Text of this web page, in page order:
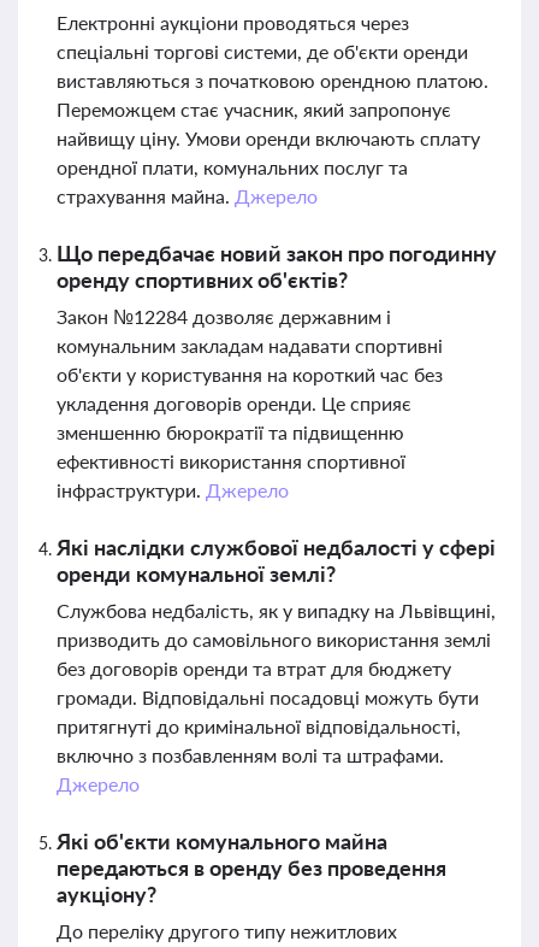
Електронні аукціони проводяться через
спеціальні торгові системи, де об'єкти оренди
виставляються з початковою орендною платою.
Переможцем стає учасник, який запропонує
найвищу ціну. Умови оренди включають сплату
орендної плати, комунальних послуг та
страхування майна. Джерело
Що передбачає новий закон про погодинну
оренду спортивних об'єктів?
Закон №12284 дозволяє державним і
комунальним закладам надавати спортивні
об'єкти у користування на короткий час без
укладення договорів оренди. Це сприяє
зменшенню бюрократії та підвищенню
ефективності використання спортивної
інфраструктури. Джерело
Які наслідки службової недбалості у сфері
оренди комунальної землі?
Службова недбалість, як у випадку на Львівщині,
призводить до самовільного використання землі
без договорів оренди та втрат для бюджету
громади. Відповідальні посадовці можуть бути
притягнуті до кримінальної відповідальності,
включно з позбавленням волі та штрафами.
Джерело
Які об'єкти комунального майна
передаються в оренду без проведення
аукціону?
До переліку другого типу нежитлових